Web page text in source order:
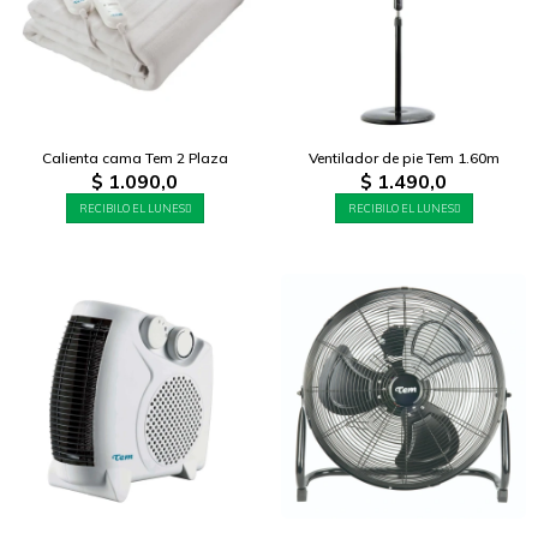
Calienta cama Tem 2 Plaza
$ 1.090,0
RECIBILO EL LUNES
Ventilador de pie Tem 1.60m
$ 1.490,0
RECIBILO EL LUNES